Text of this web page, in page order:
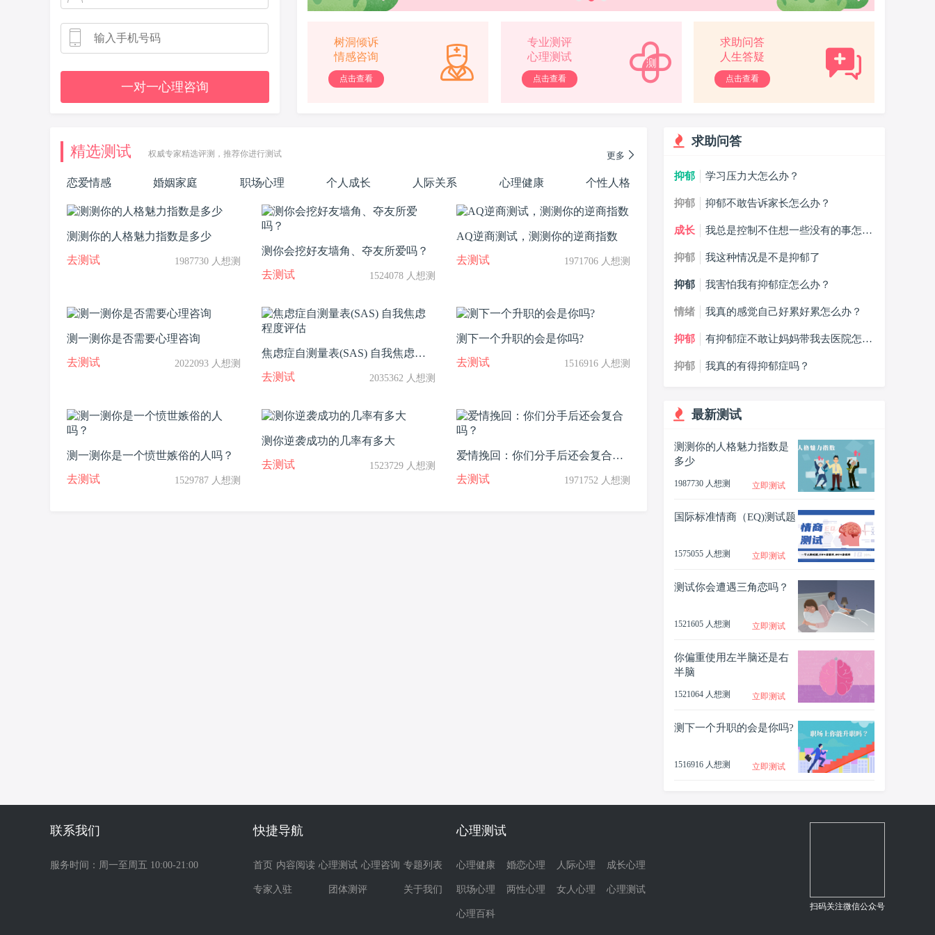
一对一心理咨询
树洞倾诉
情感咨询
点击查看
专业测评
心理测试
点击查看
求助问答
人生答疑
点击查看
精选测试 权威专家精选评测，推荐你进行测试 更多
恋爱情感 婚姻家庭 职场心理 个人成长 人际关系 心理健康 个性人格
测测你的人格魅力指数是多少
去测试
1987730 人想测
测你会挖好友墙角、夺友所爱吗？
去测试
1524078 人想测
AQ逆商测试，测测你的逆商指数
去测试
1971706 人想测
测一测你是否需要心理咨询
去测试
2022093 人想测
焦虑症自测量表(SAS) 自我焦虑程
度评估
去测试 2035362 人想测
测下一个升职的会是你吗?
去测试
1516916 人想测
测一测你是一个愤世嫉俗的人吗？
去测试
1529787 人想测
测你逆袭成功的几率有多大
去测试
1523729 人想测
爱情挽回：你们分手后还会复合
吗？
去测试 1971752 人想测
求助问答
抑郁 学习压力大怎么办？
抑郁 抑郁不敢告诉家长怎么办？
成长
我总是控制不住想一些没有的事怎么
抑郁
我这种情况是不是抑郁了
抑郁 我害怕我有抑郁症怎么办？
情绪 我真的感觉自己好累好累怎么办？
抑郁
有抑郁症不敢让妈妈带我去医院怎么
抑郁
我真的有得抑郁症吗？
最新测试
测测你的人格魅力指数是
多少
1987730 人想测 立即测试
国际标准情商（EQ)测试题
1575055 人想测 立即测试
测试你会遭遇三角恋吗？
1521605 人想测 立即测试
你偏重使用左半脑还是右
半脑
1521064 人想测 立即测试
测下一个升职的会是你吗?
1516916 人想测 立即测试
联系我们
服务时间：周一至周五 10:00-21:00
快捷导航
首页 内容阅读 心理测试 心理咨询 专题列表
专家入驻 团体测评 关于我们
心理测试
心理健康 婚恋心理 人际心理 成长心理
职场心理 两性心理 女人心理 心理测试
心理百科
扫码关注微信公众号